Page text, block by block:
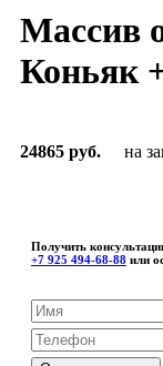
Массив
Коньяк
24865 руб. на
Получить
+7 925 494-68-88 или